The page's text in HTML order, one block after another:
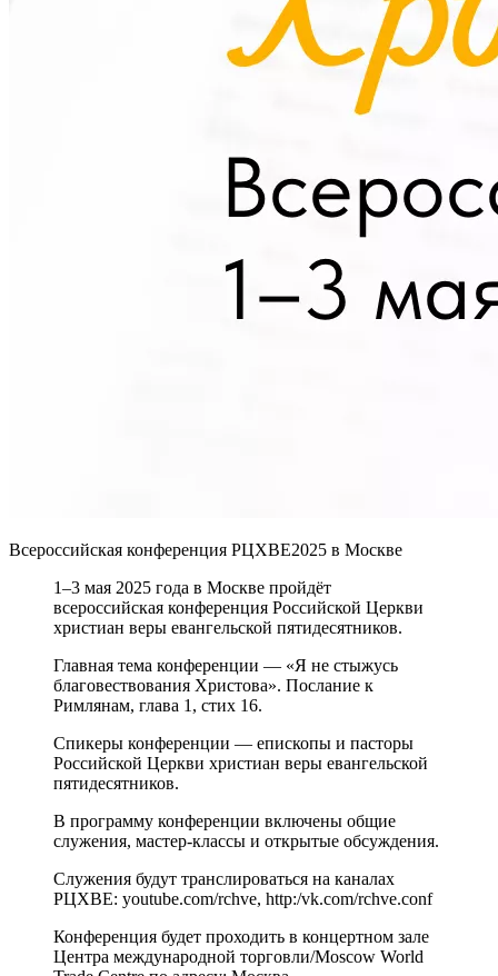
Всероссийская конференция РЦХВЕ2025 в Москве
1–3 мая 2025 года в Москве пройдёт
всероссийская конференция Российской Церкви
христиан веры евангельской пятидесятников.
Главная тема конференции — «Я не стыжусь
благовествования Христова». Послание к
Римлянам, глава 1, стих 16.
Спикеры конференции — епископы и пасторы
Российской Церкви христиан веры евангельской
пятидесятников.
В программу конференции включены общие
служения, мастер-классы и открытые обсуждения.
Служения будут транслироваться на каналах
РЦХВЕ: youtube.com/rchve, http:/vk.com/rchve.conf
Конференция будет проходить в концертном зале
Центра международной торговли/Moscow World